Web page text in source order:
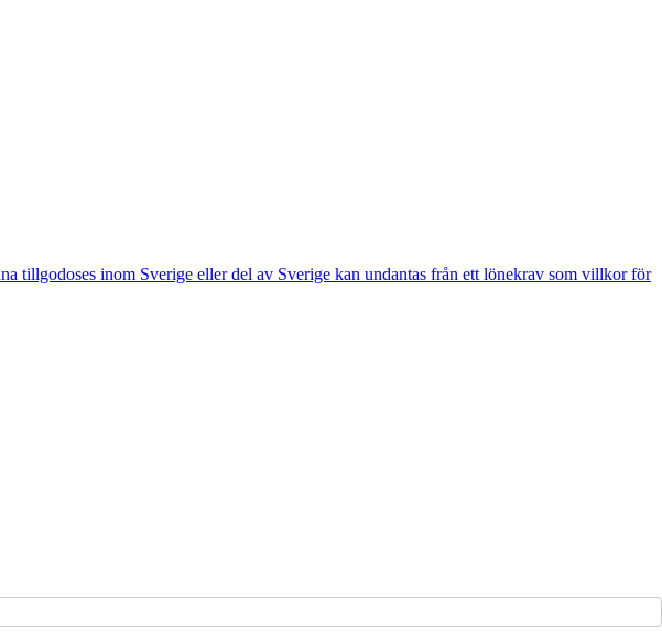
tillgodoses inom Sverige eller del av Sverige kan undantas från ett lönekrav som villkor för